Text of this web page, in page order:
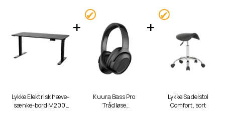
Lykke Elektrisk hæve-
sænke-bord M200,
Kuura Bass Pro
Trådløse
Lykke Sadelstol
Comfort, sort